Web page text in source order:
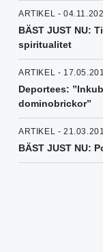
ARTIKEL -
BÄST JUST NU:
spiritualitet
ARTIKEL -
Deportees:
dominobrickor”
ARTIKEL -
BÄST JUST NU: